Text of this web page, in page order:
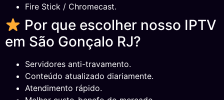
Fire Stick / Chromecast.
Por que escolher nosso IPTV
em São Gonçalo RJ?
Servidores anti-travamento.
Conteúdo atualizado diariamente.
Atendimento rápido.